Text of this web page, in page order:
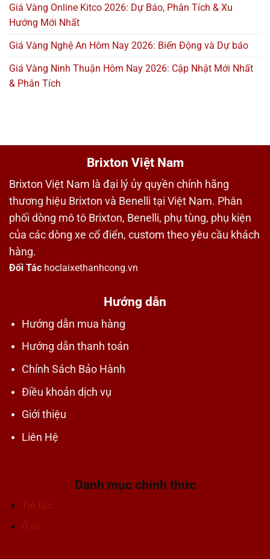
Giá Vàng Online Kitco 2026: Dự Báo, Phân Tích & Xu
Hướng Mới Nhất
Giá Vàng Nghệ An Hôm Nay 2026: Biến Động và Dự báo
Giá Vàng Ninh Thuận Hôm Nay 2026: Cập Nhật Mới Nhất
& Phân Tích
Brixton Việt Nam
Brixton Việt Nam là đại lý ủy quyền chính hãng
thương hiệu Brixton và Benelli tại Việt Nam. Phân
phối dòng mô tô Brixton, Benelli, phụ tùng, phụ kiện
của các dòng xe cổ điển, custom theo yêu cầu khách
hàng.
Đối Tác hoclaixethanhcong.vn
Hướng dẫn
Hướng dẫn mua hàng
Hướng dẫn thanh toán
Chính Sách Bảo Hành
Điều khoản dịch vụ
Giới thiệu
Liên Hệ
Danh mục chính thức
Tin tức
Ô tô